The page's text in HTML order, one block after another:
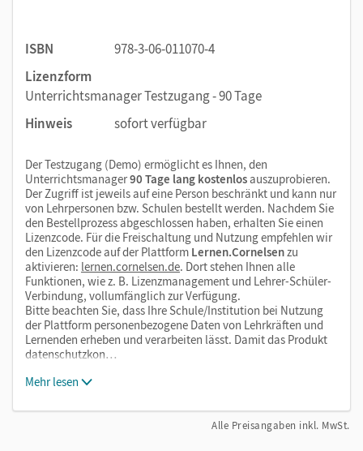
ISBN
978-3-06-011070-4
Lizenzform
Unterrichtsmanager Testzugang - 90 Tage
Hinweis
sofort verfügbar
Der Testzugang (Demo) ermöglicht es Ihnen, den
Unterrichtsmanager90 Tage lang kostenlosauszuprobieren.
Der Zugriff ist jeweils auf eine Person beschränkt und kann nur
von Lehrpersonen bzw. Schulen bestellt werden. Nachdem Sie
den Bestellprozess abgeschlossen haben, erhalten Sie einen
Lizenzcode. Für die Freischaltung und Nutzung empfehlen wir
den Lizenzcode auf der Plattform Lernen.Cornelsenzu
aktivieren: lernen.cornelsen.de. Dort stehen Ihnen alle
Funktionen, wie z. B. Lizenzmanagement und Lehrer-Schüler-
Verbindung, vollumfänglich zur Verfügung.
Bitte beachten Sie, dass Ihre Schule/Institution bei Nutzung
der Plattform personenbezogene Daten von Lehrkräften und
Lernenden erheben und verarbeiten lässt. Damit das Produkt
datenschutzkon…
Mehr lesen
Alle Preisangaben inkl. MwSt.